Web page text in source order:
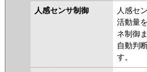
三菱重工 FDKZ1125H5S
PA-P112K7GBX
PA-P112K7G PA-
P112K6GA
人感センサ制御
人感セ
活動量
ネ制御
自動判
す。